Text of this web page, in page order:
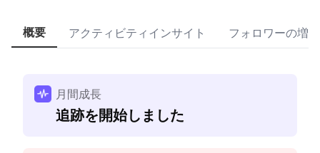
概要 アクティビティインサイト フォロワーの増加
月間成長
追跡を開始しました